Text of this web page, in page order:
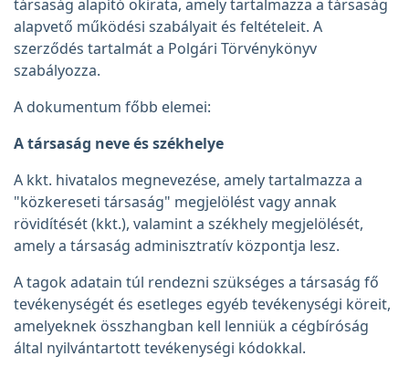
társaság alapító okirata, amely tartalmazza a társaság
alapvető működési szabályait és feltételeit. A
szerződés tartalmát a Polgári Törvénykönyv
szabályozza.
A dokumentum főbb elemei:
A társaság neve és székhelye
A kkt. hivatalos megnevezése, amely tartalmazza a
"közkereseti társaság" megjelölést vagy annak
rövidítését (kkt.), valamint a székhely megjelölését,
amely a társaság adminisztratív központja lesz.
A tagok adatain túl rendezni szükséges a társaság fő
tevékenységét és esetleges egyéb tevékenységi köreit,
amelyeknek összhangban kell lenniük a cégbíróság
által nyilvántartott tevékenységi kódokkal.